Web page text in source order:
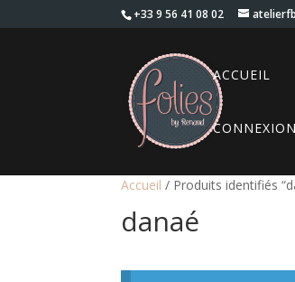
+33 9 56 41 08 02
ACCUEIL
Accueil / Produits identifiés
danaé